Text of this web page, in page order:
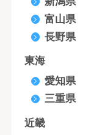
富山県
長野県
東海
愛知県
三重県
近畿